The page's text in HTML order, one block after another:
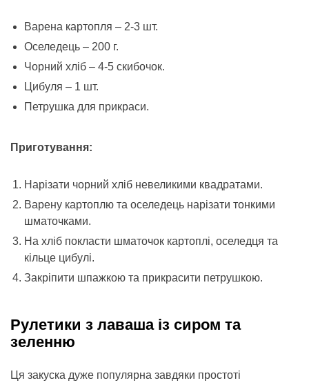
Варена картопля – 2-3 шт.
Оселедець – 200 г.
Чорний хліб – 4-5 скибочок.
Цибуля – 1 шт.
Петрушка для прикраси.
Приготування:
Нарізати чорний хліб невеликими квадратами.
Варену картоплю та оселедець нарізати тонкими
шматочками.
На хліб покласти шматочок картоплі, оселедця та
кільце цибулі.
Закріпити шпажкою та прикрасити петрушкою.
Рулетики з лаваша із сиром та
зеленню
Ця закуска дуже популярна завдяки простоті